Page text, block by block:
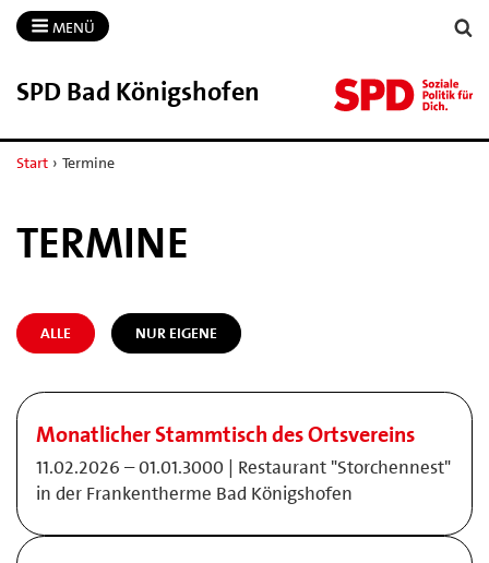
MENÜ
SPD Bad Königshofen
Start › Termine
TERMINE
ALLE NUR EIGENE
Monatlicher Stammtisch des Ortsvereins
11.02.2026 – 01.01.3000 | Restaurant "Storchennest"
in der Frankentherme Bad Königshofen